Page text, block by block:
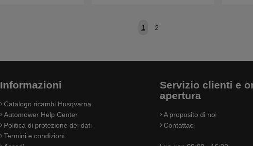
1 2
Informazioni
Catalogo ricambi Husqvarna
Automower Help Center
Politica di protezione dei dati
Termini e condizioni
Servizio clienti e
apertura
A proposito di noi
Contattaci